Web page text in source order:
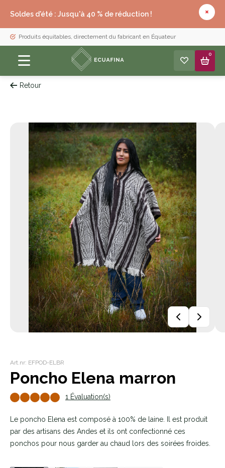
Soldes d'été : Jusqu'à 40 % de réduction !
Produits équitables, directement du fabricant en Équateur
0
Retour
Art.nr: EFPOD-ELBR
Poncho Elena marron
1 Évaluation(s)
Le poncho Elena est composé à 100% de laine. Il est produit
par des artisans des Andes et ils ont confectionné ces
ponchos pour nous garder au chaud lors des soirées froides.